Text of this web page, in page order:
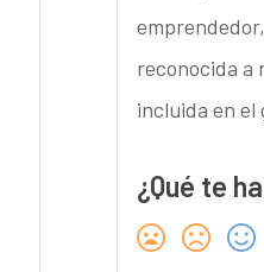
reconocida a
incluida en el
¿Qué te